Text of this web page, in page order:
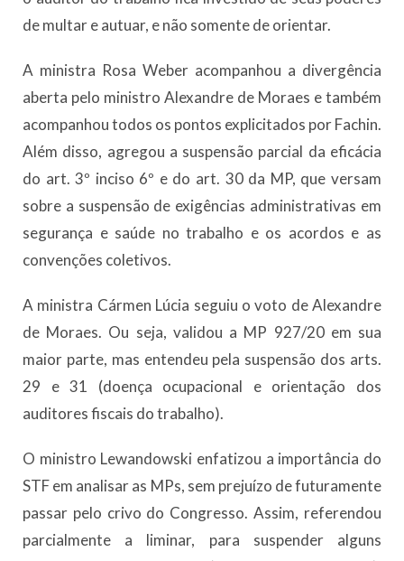
de multar e autuar, e não somente de orientar.
A ministra Rosa Weber acompanhou a divergência
aberta pelo ministro Alexandre de Moraes e também
acompanhou todos os pontos explicitados por Fachin.
Além disso, agregou a suspensão parcial da eficácia
do art. 3º inciso 6º e do art. 30 da MP, que versam
sobre a suspensão de exigências administrativas em
segurança e saúde no trabalho e os acordos e as
convenções coletivos.
A ministra Cármen Lúcia seguiu o voto de Alexandre
de Moraes. Ou seja, validou a MP 927/20 em sua
maior parte, mas entendeu pela suspensão dos arts.
29 e 31 (doença ocupacional e orientação dos
auditores fiscais do trabalho).
O ministro Lewandowski enfatizou a importância do
STF em analisar as MPs, sem prejuízo de futuramente
passar pelo crivo do Congresso. Assim, referendou
parcialmente a liminar, para suspender alguns